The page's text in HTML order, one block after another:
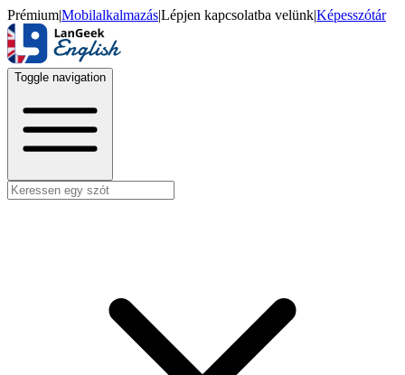
Prémium|Mobilalkalmazás|Lépjen kapcsolatba velünk|Képesszótár
Toggle navigation